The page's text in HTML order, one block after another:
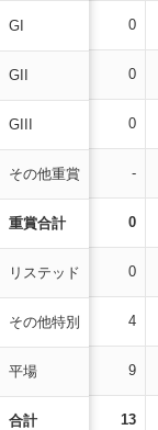
GI
GII
GIII
その他重賞
重賞合計
リステッド
その他特別
平場
合計
0
0
0
-
0
0
4
9
13